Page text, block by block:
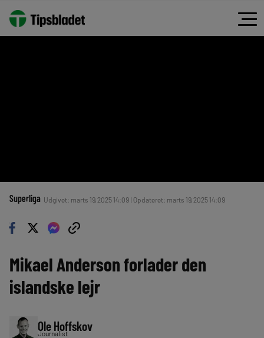
Superliga Udgivet: marts 19, 2025 14:09 | Opdateret: marts 19, 2025 14:09
Mikael Anderson forlader den
islandske lejr
Ole Hoffskov
Journalist